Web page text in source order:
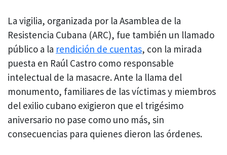
La vigilia, organizada por la Asamblea de la
Resistencia Cubana (ARC), fue también un llamado
público a la rendición de cuentas, con la mirada
puesta en Raúl Castro como responsable
intelectual de la masacre. Ante la llama del
monumento, familiares de las víctimas y miembros
del exilio cubano exigieron que el trigésimo
aniversario no pase como uno más, sin
consecuencias para quienes dieron las órdenes.